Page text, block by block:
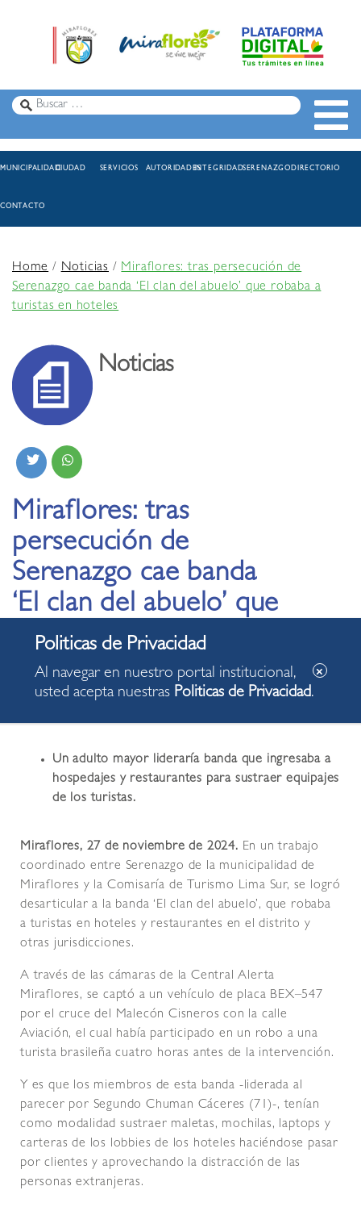
MUNICIPALIDADCIUDAD SERVICIOS AUTORIDADESINTEGRIDADSERENAZGODIRECTORIO
CONTACTO
Home/Noticias /Miraflores: tras persecución de
Serenazgo cae banda ‘El clan del abuelo’ que robaba a
turistas en hoteles
Noticias
Miraflores: tras
persecución de
Serenazgo cae banda
‘El clan del abuelo’ que
robaba a turistas en
hoteles
Un adulto mayor lideraría banda que ingresaba a
hospedajes y restaurantes para sustraer equipajes
de los turistas.
Miraflores, 27 de noviembre de 2024. En un trabajo
coordinado entre Serenazgo de la municipalidad de
Miraflores y la Comisaría de Turismo Lima Sur, se logró
desarticular a la banda ‘El clan del abuelo’, que robaba
a turistas en hoteles y restaurantes en el distrito y
otras jurisdicciones.
A través de las cámaras de la Central Alerta
Miraflores, se captó a un vehículo de placa BEX–547
por el cruce del Malecón Cisneros con la calle
Aviación, el cual había participado en un robo a una
turista brasileña cuatro horas antes de la intervención.
Y es que los miembros de esta banda -liderada al
parecer por Segundo Chuman Cáceres (71)-, tenían
como modalidad sustraer maletas, mochilas, laptops y
carteras de los lobbies de los hoteles haciéndose pasar
por clientes y aprovechando la distracción de las
personas extranjeras.
Al navegar en nuestro portal institucional,
usted acepta nuestras Politicas de Privacidad.